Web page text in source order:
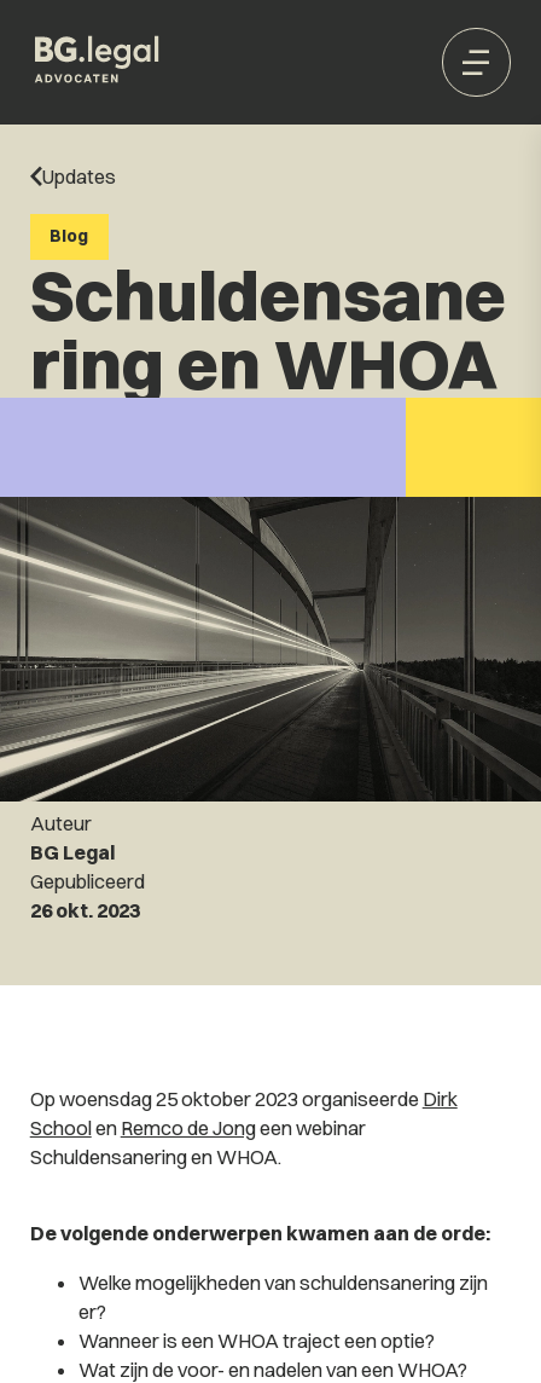
Updates
Blog
Schuldensane
ring en WHOA
Auteur
BG Legal
Gepubliceerd
26 okt. 2023
Op woensdag 25 oktober 2023 organiseerde Dirk
Schoolen Remco de Jongeen webinar
Schuldensanering en WHOA.
De volgende onderwerpen kwamen aan de orde:
Welke mogelijkheden van schuldensanering zijn
er?
Wanneer is een WHOA traject een optie?
Wat zijn de voor- en nadelen van een WHOA?